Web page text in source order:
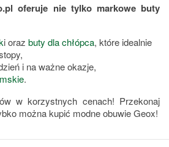
oferuje nie tylko markowe buty
i oraz buty dla chłópca, które idealnie
i na ważne okazje,
.
w korzystnych cenach! Przekonaj
można kupić modne obuwie Geox!